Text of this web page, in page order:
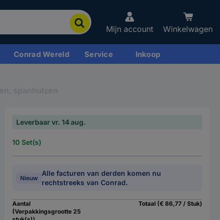
Mijn account Winkelwagen
Conrad Wereld Service Inkoop
spanhulzen
Leverbaar vr. 14 aug.
10 Set(s)
Nieuw
Alle facturen van derden komen nu
rechtstreeks van Conrad.
Aantal
(Verpakkingsgrootte 25
Totaal (€ 86,77 / Stuk)